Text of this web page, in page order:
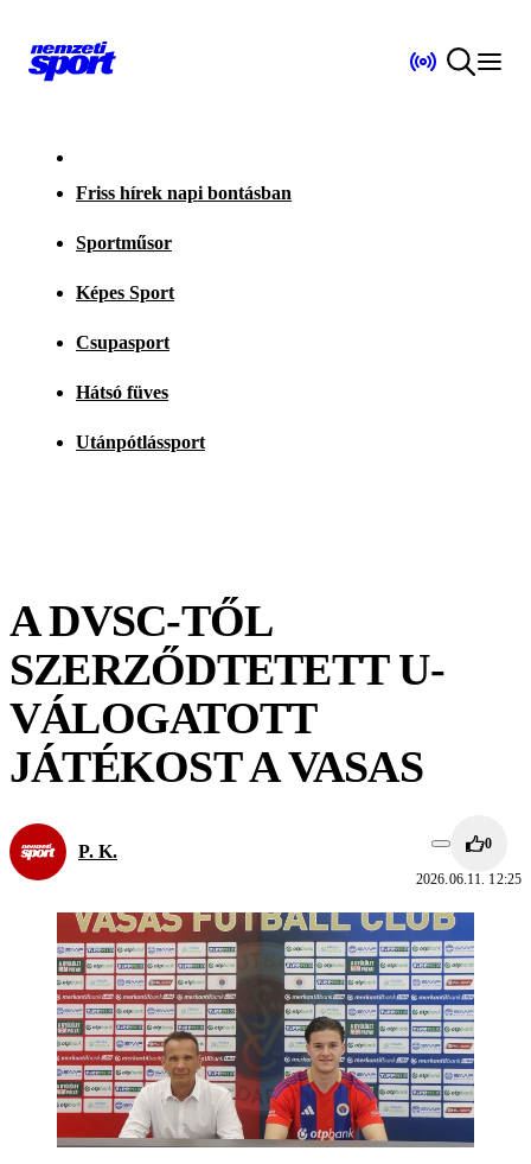
Friss hírek napi bontásban
Sportműsor
Képes Sport
Csupasport
Hátsó füves
Utánpótlássport
A DVSC-TŐL
SZERZŐDTETETT U-
VÁLOGATOTT
JÁTÉKOST A VASAS
P. K. 0
2026.06.11. 12:25